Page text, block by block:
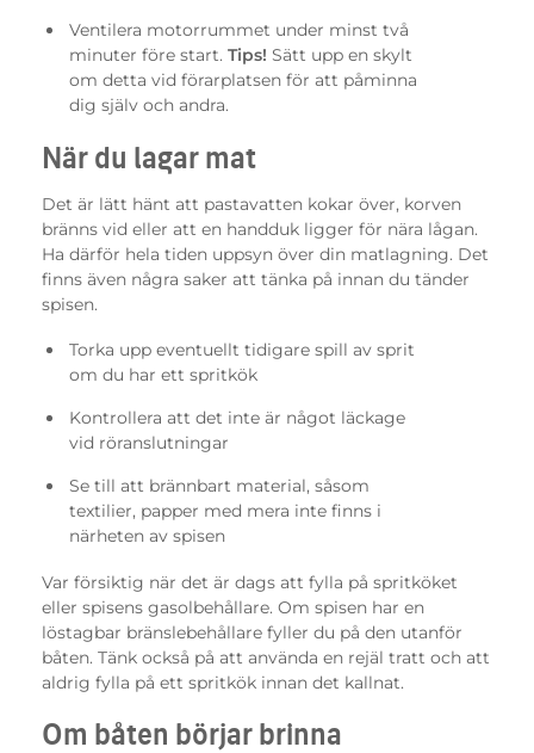
Ventilera motorrummet under minst två
minuter före start. Tips! Sätt upp en skylt
om detta vid förarplatsen för att påminna
dig själv och andra.
När du lagar mat
Det är lätt hänt att pastavatten kokar över, korven
bränns vid eller att en handduk ligger för nära lågan.
Ha därför hela tiden uppsyn över din matlagning. Det
finns även några saker att tänka på innan du tänder
spisen.
Torka upp eventuellt tidigare spill av sprit
om du har ett spritkök
Kontrollera att det inte är något läckage
vid röranslutningar
Se till att brännbart material, såsom
textilier, papper med mera inte finns i
närheten av spisen
Var försiktig när det är dags att fylla på spritköket
eller spisens gasolbehållare. Om spisen har en
löstagbar bränslebehållare fyller du på den utanför
båten. Tänk också på att använda en rejäl tratt och att
aldrig fylla på ett spritkök innan det kallnat.
Om båten börjar brinna